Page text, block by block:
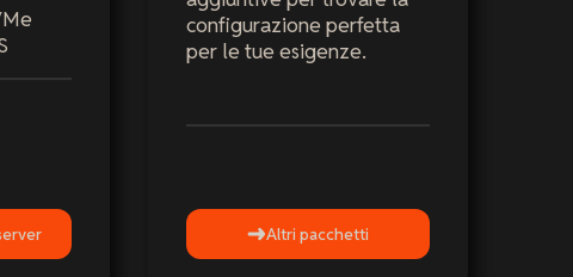
configurazione perfetta
per le tue esigenze.
Altri pacchetti